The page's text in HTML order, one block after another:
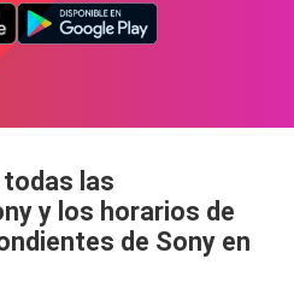
las
y los horarios de
de Sony en